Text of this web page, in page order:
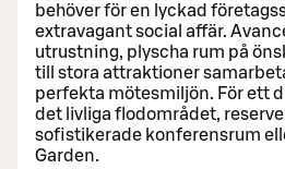
behöver för en lyckad
extravagant social affär.
utrustning, plyscha rum på
till stora attraktioner
perfekta mötesmiljön. För ett
det livliga flodområdet,
sofistikerade konferensrum
Garden.